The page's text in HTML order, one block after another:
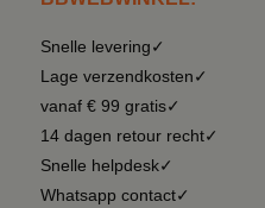
Snelle levering✓
Lage verzendkosten✓
vanaf € 99 gratis✓
14 dagen retour recht✓
Snelle helpdesk✓
Whatsapp contact✓